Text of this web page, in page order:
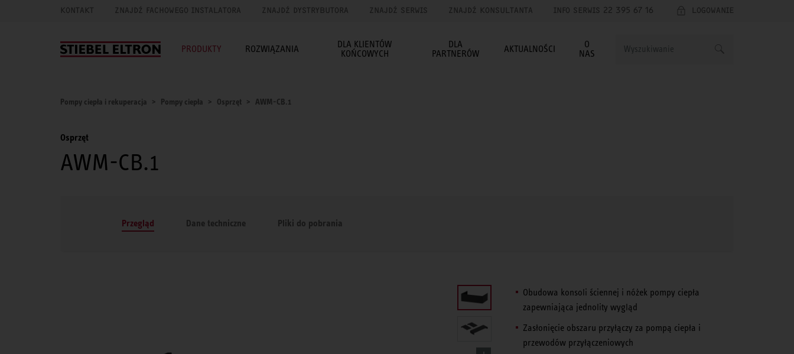
KONTAKT ZNAJDŹ FACHOWEGO INSTALATORA ZNAJDŹ DYSTRYBUTORA ZNAJDŹ SERWIS ZNAJDŹ KONSULTANTA INFO SERWIS 22 395 67 16 LOGOWANIE
PRODUKTY ROZWIĄZANIA
DLA KLIENTÓW
KOŃCOWYCH
DLA
PARTNERÓW
AKTUALNOŚCI
O
NAS
Pompy ciepła i rekuperacja Pompy ciepła Osprzęt AWM-CB.1
Osprzęt
AWM-CB.1
Przegląd Dane techniczne Pliki do pobrania
Obudowa konsoli ściennej i nóżek pompy ciepła
zapewniająca jednolity wygląd
Zasłonięcie obszaru przyłączy za pompą ciepła i
przewodów przyłączeniowych